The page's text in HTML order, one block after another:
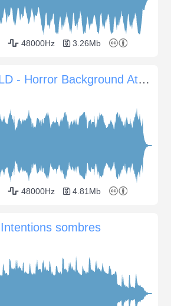
48000Hz 3.26Mb
UNIVERSFIELD - Horror Background Atmosphere #8
48000Hz 4.81Mb
sombres